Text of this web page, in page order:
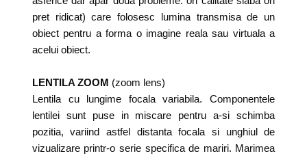
pret ridicat) care folosesc lumina transmisa de un
obiect pentru a forma o imagine reala sau virtuala a
acelui obiect.
LENTILA ZOOM (zoom lens)
Lentila cu lungime focala variabila. Componentele
lentilei sunt puse in miscare pentru a-si schimba
pozitia, variind astfel distanta focala si unghiul de
vizualizare printr-o serie specifica de mariri. Marimea